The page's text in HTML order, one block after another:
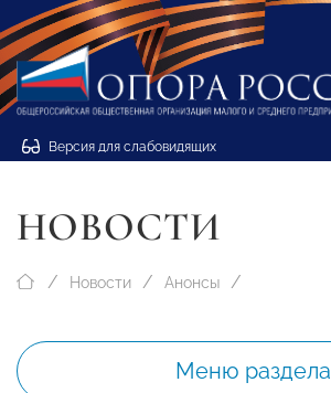
Версия для слабовидящих
НОВОСТИ
Новости Анонсы
Меню раздела